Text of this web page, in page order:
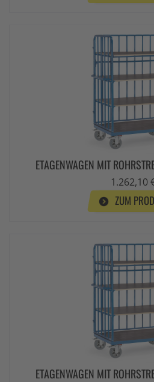
ETAGENWAGEN MIT
1.262,10
ZUM
ETAGENWAGEN MIT